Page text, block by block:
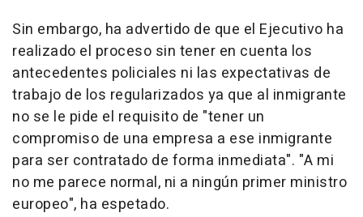
Sin embargo, ha advertido de que el Ejecutivo ha
realizado el proceso sin tener en cuenta los
antecedentes policiales ni las expectativas de
trabajo de los regularizados ya que al inmigrante
no se le pide el requisito de "tener un
compromiso de una empresa a ese inmigrante
para ser contratado de forma inmediata". "A mi
no me parece normal, ni a ningún primer ministro
europeo", ha espetado.